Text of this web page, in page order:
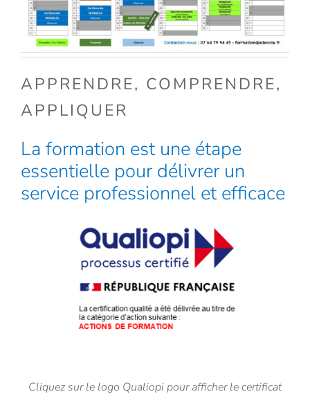
APPRENDRE, COMPRENDRE,
APPLIQUER
La formation est une étape
essentielle pour délivrer un
service professionnel et efficace
Cliquez sur le logo Qualiopi pour afficher le certificat